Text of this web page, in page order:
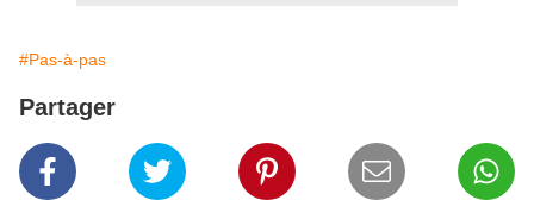
#Pas-à-pas
Partager